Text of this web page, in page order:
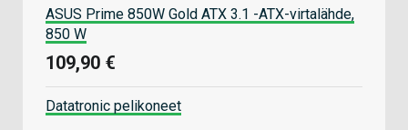
ASUS Prime 850W Gold ATX 3.1 -ATX-virtalähde,
850 W
109,90 €
Datatronic pelikoneet